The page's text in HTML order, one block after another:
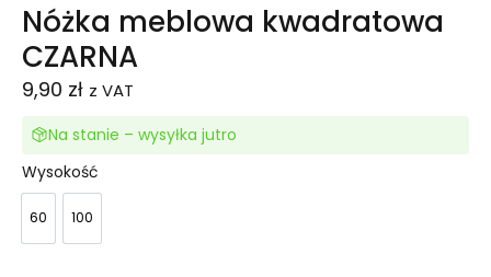
Nóżka meblowa kwadratowa
CZARNA
9,90 zł z VAT
Na stanie – wysyłka jutro
Wysokość
60 100